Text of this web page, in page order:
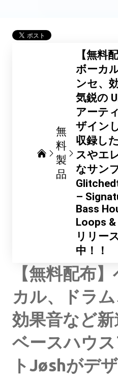
無
料
製
品
【無料
ボーカ
ンセ、
気鋭の
アーテ
ザイン
収録し
スやエ
なサン
–
Bass
Loops &
リリー
中！！
【無料配布
カル、ドラム
効果音など
ベースハウ
トJøshがデ